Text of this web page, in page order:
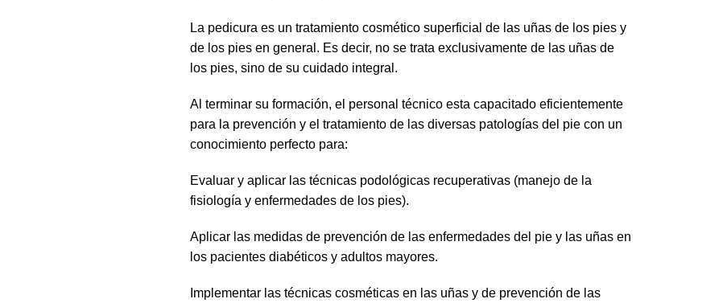
La pedicura es un tratamiento cosmético superficial de las uñas de los pies y
de los pies en general. Es decir, no se trata exclusivamente de las uñas de
los pies, sino de su cuidado integral.
Al terminar su formación, el personal técnico esta capacitado eficientemente
para la prevención y el tratamiento de las diversas patologías del pie con un
conocimiento perfecto para:
Evaluar y aplicar las técnicas podológicas recuperativas (manejo de la
fisiología y enfermedades de los pies).
Aplicar las medidas de prevención de las enfermedades del pie y las uñas en
los pacientes diabéticos y adultos mayores.
Implementar las técnicas cosméticas en las uñas y de prevención de las